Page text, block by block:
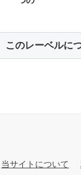
このレーベルに
当サイトについて